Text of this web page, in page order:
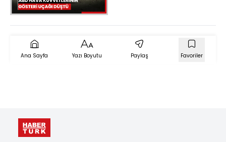
Ana Sayfa Yazı Boyutu Paylaş Favoriler